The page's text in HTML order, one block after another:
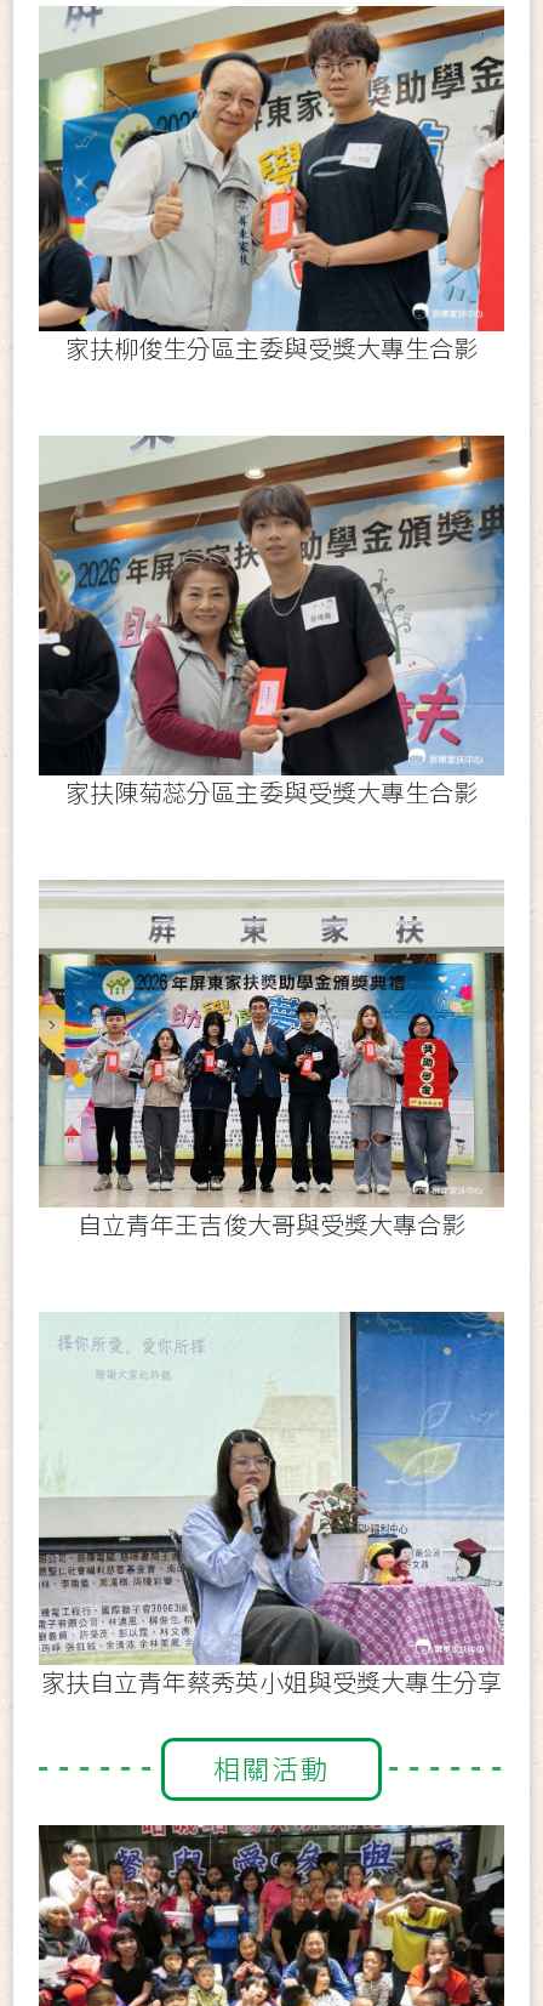
家扶柳俊生分區主委與受獎大專生合影
家扶陳菊蕊分區主委與受獎大專生合影
自立青年王吉俊大哥與受獎大專合影
家扶自立青年蔡秀英小姐與受獎大專生分享
相關活動